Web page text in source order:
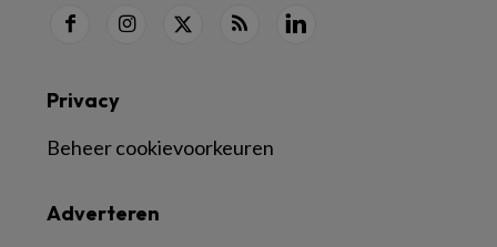
Adverteren
Privacy
Beheer cookievoorkeuren